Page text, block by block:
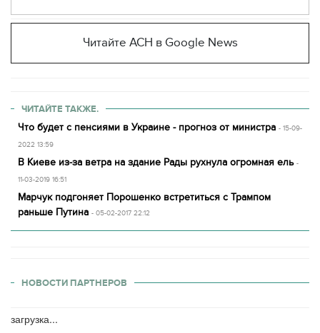
Читайте АСН в Google News
ЧИТАЙТЕ ТАКЖЕ.
Что будет с пенсиями в Украине - прогноз от министра - 15-09-
2022 13:59
В Киеве из-за ветра на здание Рады рухнула огромная ель -
11-03-2019 16:51
Марчук подгоняет Порошенко встретиться с Трампом
раньше Путина - 05-02-2017 22:12
НОВОСТИ ПАРТНЕРОВ
загрузка...